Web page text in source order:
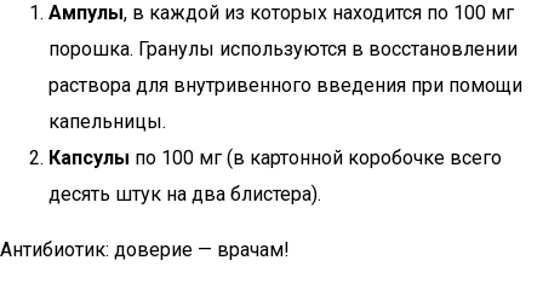
Ампулы, в каждой из которых находится по 100 мг
порошка. Гранулы используются в восстановлении
раствора для внутривенного введения при помощи
капельницы.
Капсулы по 100 мг (в картонной коробочке всего
десять штук на два блистера).
Антибиотик: доверие — врачам!